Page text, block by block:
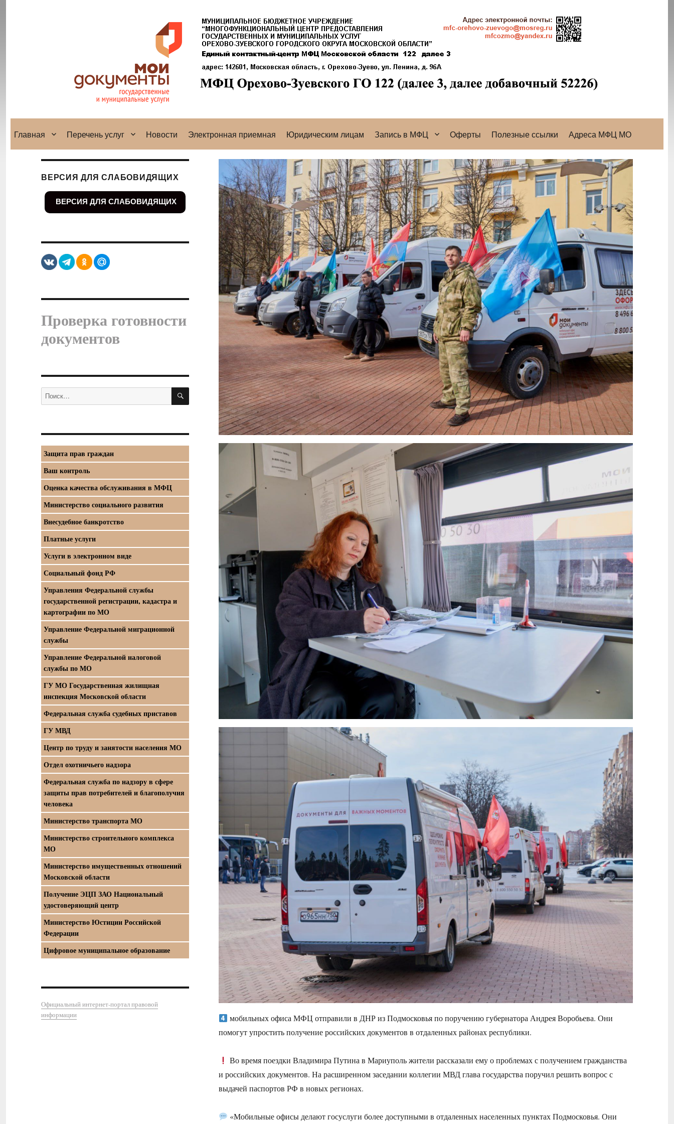
Главная Перечень услуг Новости Электронная приемная Юридическим лицам Запись в МФЦ Оферты Полезные ссылки Адреса МФЦ МО
мобильных офиса МФЦ отправили в ДНР из Подмосковья по поручению губернатора Андрея Воробьева. Они
помогут упростить получение российских документов в отдаленных районах республики.
Во время поездки Владимира Путина в Мариуполь жители рассказали ему о проблемах с получением гражданства
и российских документов. На расширенном заседании коллегии МВД глава государства поручил решить вопрос с
выдачей паспортов РФ в новых регионах.
«Мобильные офисы делают госуслуги более доступными в отдаленных населенных пунктах Подмосковья. Они
ВЕРСИЯ ДЛЯ СЛАБОВИДЯЩИХ
ВЕРСИЯ ДЛЯ СЛАБОВИДЯЩИХ
Проверка готовности
документов
Искать: ПОИСК
Защита прав граждан
Ваш контроль
Оценка качества обслуживания в МФЦ
Министерство социального развития
Внесудебное банкротство
Платные услуги
Услуги в электронном виде
Социальный фонд РФ
Управления Федеральной службы
государственной регистрации, кадастра и
картографии по МО
Управление Федеральной миграционной
службы
Управление Федеральной налоговой
службы по МО
ГУ МО Государственная жилищная
инспекция Московской области
Федеральная служба судебных приставов
ГУ МВД
Центр по труду и занятости населения МО
Отдел охотничьего надзора
Федеральная служба по надзору в сфере
защиты прав потребителей и благополучия
человека
Министерство транспорта МО
Министерство строительного комплекса
МО
Министерство имущественных отношений
Московской области
Получение ЭЦП ЗАО Национальный
удостоверяющий центр
Министерство Юстиции Российской
Федерации
Цифровое муниципальное образование
Официальный интернет-портал правовой
информации